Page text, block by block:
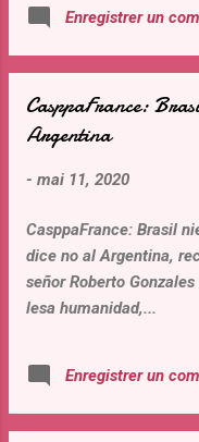
65 años, grupos
por lesa humanidad.
prisiones entre las
la revista científica “
científicas.
resoluciones,
OEA, CIDH, con las
personas adultos
Enregistrer un
CasppaFrance:
Argentina
- mai 11, 2020
CasppaFrance: Brasil
dice no al Argentina,
señor Roberto
lesa humanidad,...
Enregistrer un